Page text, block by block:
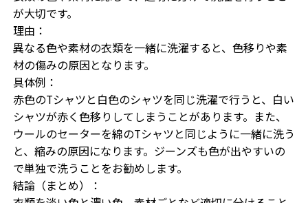
が大切です。
理由：
異なる色や素材の衣類を一緒に洗濯すると、色移りや素
材の傷みの原因となります。
具体例：
赤色のTシャツと白色のシャツを同じ洗濯で行うと、白い
シャツが赤く色移りしてしまうことがあります。また、
ウールのセーターを綿のTシャツと同じように一緒に洗う
と、縮みの原因になります。ジーンズも色が出やすいの
で単独で洗うことをお勧めします。
結論（まとめ）：